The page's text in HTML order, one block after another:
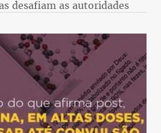
desafiam as autoridades